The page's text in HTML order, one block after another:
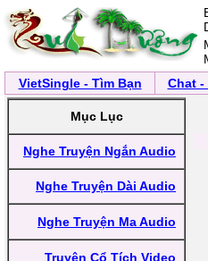
VietSingle - Tìm Bạn
Chat -
Mục Lục
Nghe Truyện Ngắn Audio
Nghe Truyện Dài Audio
Nghe Truyện Ma Audio
Truyện Cổ Tích Video